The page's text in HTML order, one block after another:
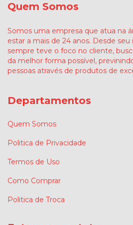
Quem Somos
Somos uma empresa que atua na
estar a mais de 24 anos. Desde seu
sempre teve o foco no cliente,
da melhor forma possível,
pessoas através de produtos de
Departamentos
Quem Somos
Politica de Privacidade
Termos de Uso
Como Comprar
Politica de Troca